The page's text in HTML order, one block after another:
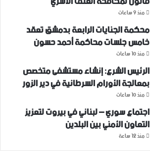
منذ 9 ساعات
محكمة الجنايات الرابعة بدمشق تعقد
خامس جلسات محاكمة أحمد حسون
منذ 10 ساعات
الرئيس الشرع: إنشاء ‌‏مستشفى متخصص
بمعالجة الأورام السرطانية في دير الزور
منذ 10 ساعات
اجتماع سوري – لبناني في بيروت لتعزيز
التعاون ‏الأمني ‏بين البلدين
منذ 12 ساعة